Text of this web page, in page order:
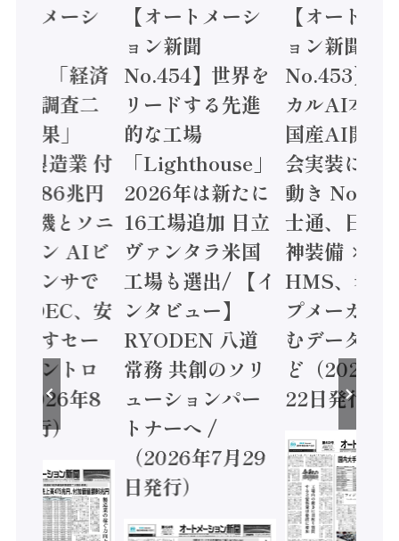
トメーシ
】「経済
態調査二
結果」
年製造業 付
額86兆円
電機とソニ
コン AIビ
センサで
/ IDEC、安
かすセー
コントロ
2026年8
発行）
【オートメーシ
ョン新聞
No.454】世界を
リードする先進
的な工場
「Lighthouse」
2026年は新たに
16工場追加 日立
ヴァンタラ米国
工場も選出/ 【イ
ンタビュー】
RYODEN 八道
常務 共創のソリ
ューションパー
トナーへ /
（2026年7月29
日発行）
【オートメ
ョン新聞
No.453】フ
カルAI本格
国産AI開発
会実装に活
動き
士通、日立
神装備 ×
HMS、老舗
プメーカー
むデータ活
ど（2026年
22日発行）